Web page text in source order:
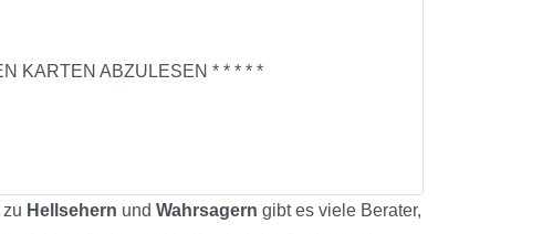
KARTEN ABZULESEN * * * * *
Hellsehern und Wahrsagern gibt es viele Berater,